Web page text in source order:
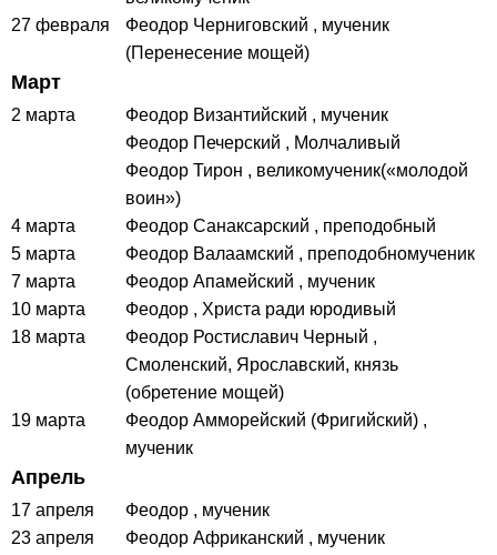
27 февраля
Феодор Черниговский , мученик
(Перенесение мощей)
Март
2 марта Феодор Византийский , мученик
Феодор Печерский , Молчаливый
Феодор Тирон , великомученик(«молодой
воин»)
4 марта
Феодор Санаксарский , преподобный
5 марта
Феодор Валаамский , преподобномученик
7 марта
Феодор Апамейский , мученик
10 марта
Феодор , Христа ради юродивый
18 марта
Феодор Ростиславич Черный ,
Смоленский, Ярославский, князь
(обретение мощей)
19 марта
Феодор Амморейский (Фригийский) ,
мученик
Апрель
17 апреля Феодор , мученик
23 апреля
Феодор Африканский , мученик